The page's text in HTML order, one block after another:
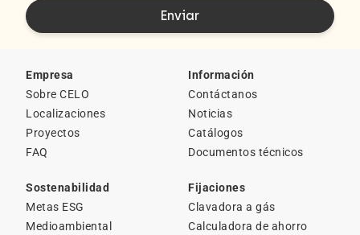
Empresa
Sobre CELO
Localizaciones
Proyectos
FAQ
Información
Contáctanos
Noticias
Catálogos
Documentos técnicos
Sostenabilidad
Metas ESG
Medioambiental
Fijaciones
Clavadora a gás
Calculadora de ahorro